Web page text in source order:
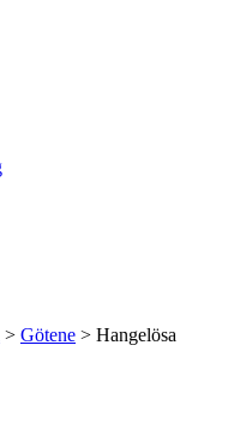
> Götene > Hangelösa